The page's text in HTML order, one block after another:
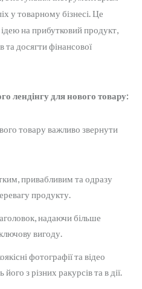
у товарному бізнесі. Це
на прибутковий продукт,
та досягти фінансової
лендінгу для нового товару:
товару важливо звернути
привабливим та одразу
продукту.
надаючи більше
вигоду.
фотографії та відео
з різних ракурсів та в дії.